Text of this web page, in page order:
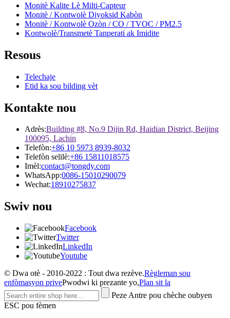
Monitè Kalite Lè Milti-Capteur
Monitè / Kontwolè Diyoksid Kabòn
Monitè / Kontwolè Ozòn / CO / TVOC / PM2.5
Kontwolè/Transmetè Tanperati ak Imidite
Resous
Telechaje
Etid ka sou bilding vèt
Kontakte nou
Adrès:Building #8, No.9 Dijin Rd, Haidian District, Beijing
100095, Lachin
Telefòn:+86 10 5973 8939-8032
Telefòn selilè:+86 15811018575
Imèl:contact@tongdy.com
WhatsApp:0086-15010290079
Wechat:18910275837
Swiv nou
Facebook
Twitter
LinkedIn
Youtube
© Dwa otè - 2010-2022 : Tout dwa rezève.Règleman sou
enfòmasyon privePwodwi ki prezante yo,Plan sit la
Peze Antre pou chèche oubyen
ESC pou fèmen